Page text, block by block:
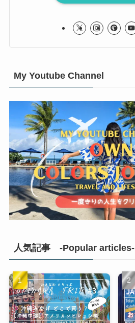
My Youtube Channel
人気記事 -Popular articles-